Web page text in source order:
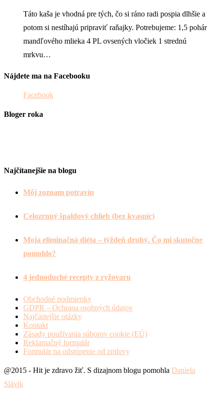
Táto kaša je vhodná pre tých, čo si ráno radi pospia dlhšie a
potom si nestíhajú pripraviť raňajky. Potrebujeme: 1,5 pohár
mandľového mlieka 4 PL ovsených vločiek 1 strednú
mrkvu…
Nájdete ma na Facebooku
Facebook
Bloger roka
Najčítanejšie na blogu
Môj zoznam potravín
Celozrnný špaldový chlieb (bez kvasníc)
Moja eliminačná diéta – týždeň druhý. Čo mi skutočne
pomohlo?
4 jednoduché recepty z ryžovaru
Obchodné podmienky
GDPR – Ochrana osobných údajov
Najčastejšie otázky
Kontakt
Zásady používania súborov cookie (EÚ)
Reklamačný formulár
Formulár na odstúpenie od zmluvy
@2015 - Hit je zdravo žiť. S dizajnom blogu pomohla Daniela
Slávik